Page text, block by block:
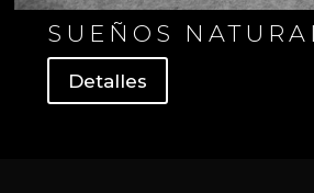
SUEÑOS
Detalles